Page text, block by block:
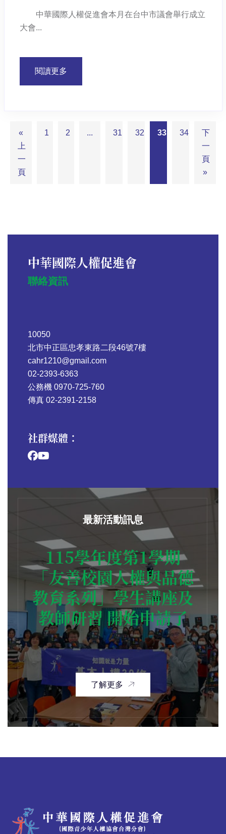
中華國際人權促進會本月在台中市議會舉行成立
大會...
閱讀更多
«
上
一
頁
1 2 ... 31 32 33 34
下
一
頁
»
中華國際人權促進會
聯絡資訊
10050
北市中正區忠孝東路二段46號7樓
cahr1210@gmail.com
02-2393-6363
公務機 0970-725-760
傳真 02-2391-2158
社群媒體：
最新活動訊息
115學年度第1學期
「友善校園人權與品德
教育系列」學生講座及
教師研習 開始申請了
了解更多